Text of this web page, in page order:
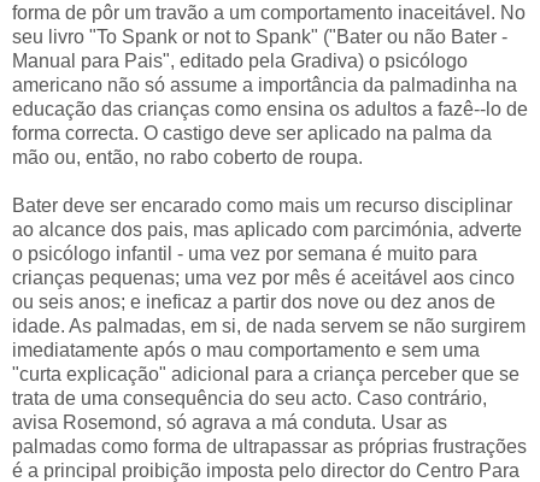
forma de pôr um travão a um comportamento inaceitável. No
seu livro "To Spank or not to Spank" ("Bater ou não Bater -
Manual para Pais", editado pela Gradiva) o psicólogo
americano não só assume a importância da palmadinha na
educação das crianças como ensina os adultos a fazê--lo de
forma correcta. O castigo deve ser aplicado na palma da
mão ou, então, no rabo coberto de roupa.
Bater deve ser encarado como mais um recurso disciplinar
ao alcance dos pais, mas aplicado com parcimónia, adverte
o psicólogo infantil - uma vez por semana é muito para
crianças pequenas; uma vez por mês é aceitável aos cinco
ou seis anos; e ineficaz a partir dos nove ou dez anos de
idade. As palmadas, em si, de nada servem se não surgirem
imediatamente após o mau comportamento e sem uma
"curta explicação" adicional para a criança perceber que se
trata de uma consequência do seu acto. Caso contrário,
avisa Rosemond, só agrava a má conduta. Usar as
palmadas como forma de ultrapassar as próprias frustrações
é a principal proibição imposta pelo director do Centro Para